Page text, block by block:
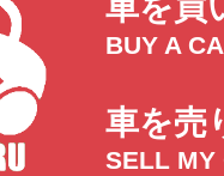
車を買
BUY A
車を売
SELL MY